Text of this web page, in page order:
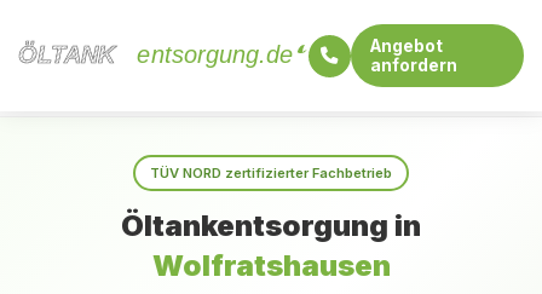
ÖLTANK
ÖLTANK entsorgung.de
Angebot
anfordern
TÜV NORD zertifizierter Fachbetrieb
Öltankentsorgung in
Wolfratshausen